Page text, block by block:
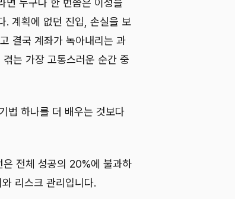
면 누구나 한 번쯤은 이성을
. 계획에 없던 진입, 손실을 보
결국 계좌가 녹아내리는 과
는 가장 고통스러운 순간 중
법 하나를 더 배우는 것보다
은 전체 성공의 20%에 불과하
리스크 관리입니다.